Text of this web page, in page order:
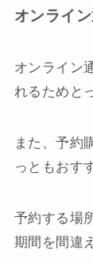
オンライ
オンライン
れるためと
また、予約
っともおす
予約する場
期間を間違